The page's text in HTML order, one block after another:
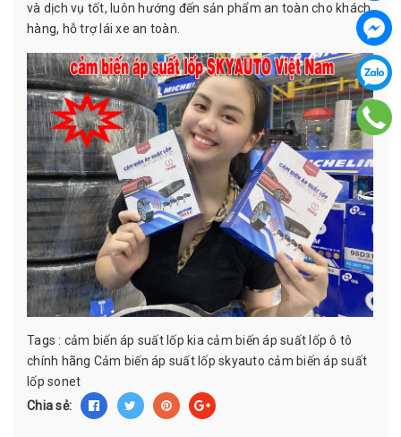
và dịch vụ tốt, luôn hướng đến sản phẩm an toàn cho khách
hàng, hỗ trợ lái xe an toàn.
Tags : cảm biến áp suất lốp kia cảm biến áp suất lốp ô tô
chính hãng Cảm biến áp suất lốp skyauto cảm biến áp suất
lốp sonet
Chia sẻ: